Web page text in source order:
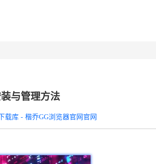
与管理方法
载库 - 楷乔GG浏览器官网官网